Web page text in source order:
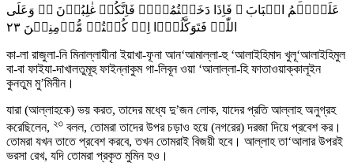
عَلَیۡہِمُ الۡبَابَ ۚ فَاِذَا دَخَلۡتُمُوۡہُ فَاِنَّکُمۡ غٰلِبُوۡنَ ۬ۚ وَعَلَی
اللّٰہِ فَتَوَکَّلُوۡۤا اِنۡ کُنۡتُمۡ مُّؤۡمِنِیۡنَ ٢٣
কা-লা রাজুলা-নি মিনাল্লাযীনা ইয়াখা-ফূনা আন‘আমাল্লা-হু ‘আলাইহিমাদ খুলূ‘আলাইহিমুল
বা-বা ফাইযা-দাখালতুমূহু ফাইন্নাকুম গা-লিবূন ওয়া ‘আলাল্লা-হি ফাতাওয়াক্কালূইন
কুনতুম মু’মিনীন।
যারা (আল্লাহকে) ভয় করত, তাদের মধ্যে দু’জন লোক, যাদের প্রতি আল্লাহ অনুগ্রহ
করেছিলেন, ২৩ বলল, তোমরা তাদের উপর চড়াও হয়ে (নগরের) দরজা দিয়ে প্রবেশ কর।
তোমরা যখন তাতে প্রবেশ করবে, তখন তোমরাই বিজয়ী হবে। আল্লাহ তা‘আলার উপরই
ভরসা রেখ, যদি তোমরা প্রকৃত মুমিন হও।